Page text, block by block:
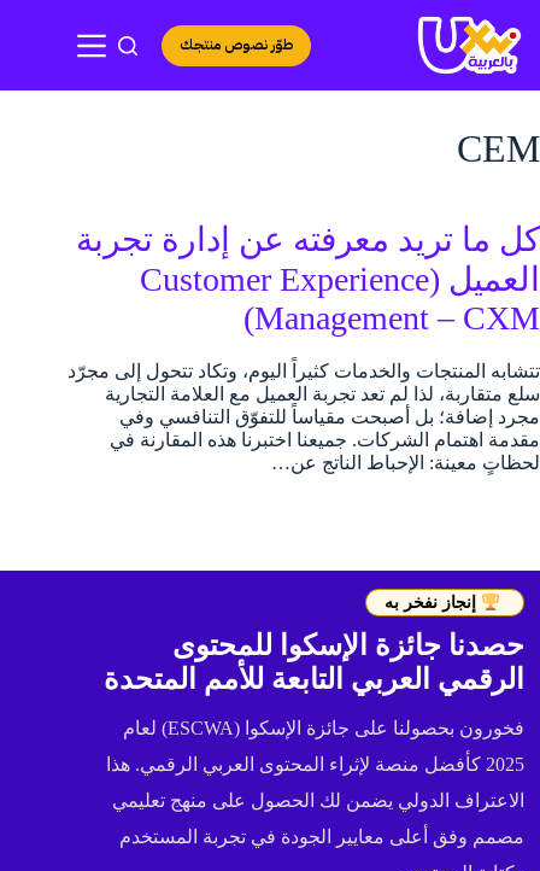
إلى
المحتوى
طوّر نصوص منتجك
CEM
كل ما تريد معرفته عن إدارة تجربة
العميل (Customer Experience
Management – CXM)
تتشابه المنتجات والخدمات كثيراً اليوم، وتكاد تتحول إلى مجرّد
سلع متقاربة، لذا لم تعد تجربة العميل مع العلامة التجارية
مجرد إضافة؛ بل أصبحت مقياساً للتفوّق التنافسي وفي
مقدمة اهتمام الشركات. جميعنا اختبرنا هذه المقارنة في
لحظاتٍ معينة: الإحباط الناتج عن…
إنجاز نفخر به
حصدنا جائزة الإسكوا للمحتوى
الرقمي العربي التابعة للأمم المتحدة
فخورون بحصولنا على جائزة الإسكوا (ESCWA) لعام
2025 كأفضل منصة لإثراء المحتوى العربي الرقمي. هذا
الاعتراف الدولي يضمن لك الحصول على منهج تعليمي
مصمم وفق أعلى معايير الجودة في تجربة المستخدم